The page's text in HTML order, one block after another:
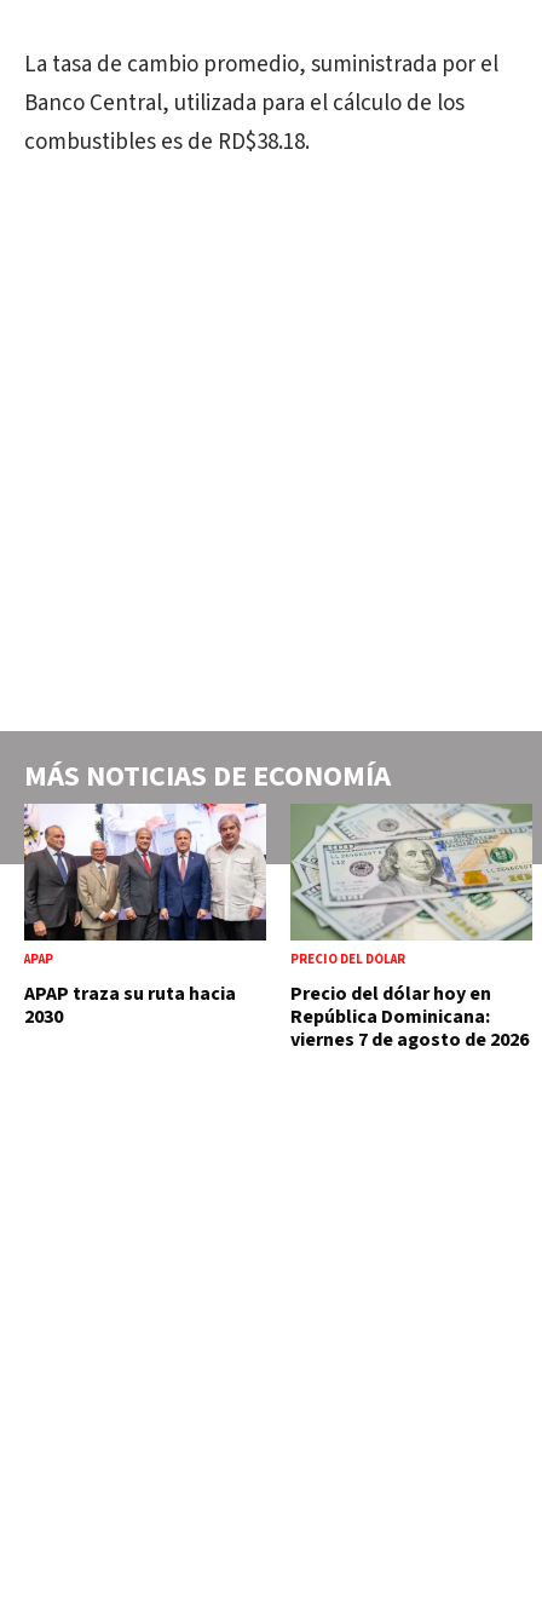
La tasa de cambio promedio, suministrada por el
Banco Central, utilizada para el cálculo de los
combustibles es de RD$38.18.
MÁS NOTICIAS DE ECONOMÍA
APAP
APAP traza su ruta hacia
2030
PRECIO DEL DÓLAR
Precio del dólar hoy en
República Dominicana:
viernes 7 de agosto de 2026